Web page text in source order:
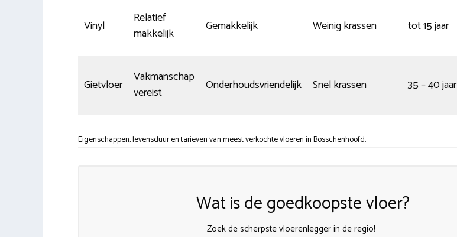
Vinyl
Relatief
makkelijk
Gemakkelijk Weinig krassen tot 15 jaar
Gietvloer
Vakmanschap
vereist
Onderhoudsvriendelijk Snel krassen 35 – 40 jaar
Eigenschappen, levensduur en tarieven van meest verkochte vloeren in Bosschenhoofd.
Wat is de goedkoopste vloer?
Zoek de scherpste vloerenlegger in de regio!